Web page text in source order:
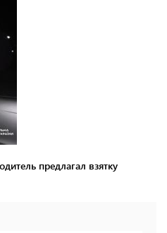
предлагал взятку